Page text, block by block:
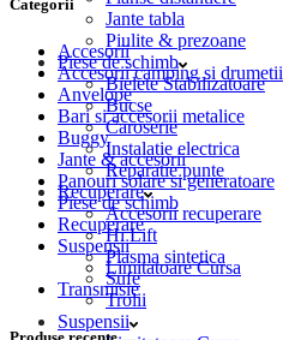
Jante tabla
Piulite & prezoane
Piese de schimb
Bielete Stabilizatoare
Bucse
Caroserie
Instalatie electrica
Reparatie punte
Recuperare
Accesorii recuperare
Hi Lift
Plasma sintetica
Sufe
Trolii
Suspensii
Categorii
Accesorii
Accesorii camping si drumetii
Anvelope
Bari si accesorii metalice
Buggy
Jante & accesorii
Panouri solare si generatoare
Piese de schimb
Recuperare
Suspensii
Limitatoare Cursa
Transmisie